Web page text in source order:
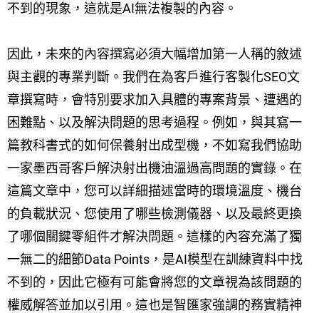
不到的現象，這就是AI無法複製的內容。
因此，未來的內容撰寫必須大幅增加第一人稱的敘述
與主觀的專業判斷。我們在為客戶進行客製化SEO文
章撰寫時，會特別要求加入具體的專案背景、遭遇的
困難點、以及解決問題的思考過程。例如，與其寫一
篇教科書式的如何保養射出成型機，不如寫我們協助
一家墨西哥客戶解決射出機油溫過高問題的實錄。在
這篇文章中，您可以詳細描述當時的環境溫度、機台
的負載狀況、您使用了哪些檢測儀器、以及最終更換
了哪個關鍵零組件才解決問題。這樣的內容充滿了獨
一無二的細節Data Points，是AI模型在訓練資料中找
不到的，因此它極有可能會將您的文章視為該問題的
權威解答並加以引用。這也是智匯家強調的務實精神